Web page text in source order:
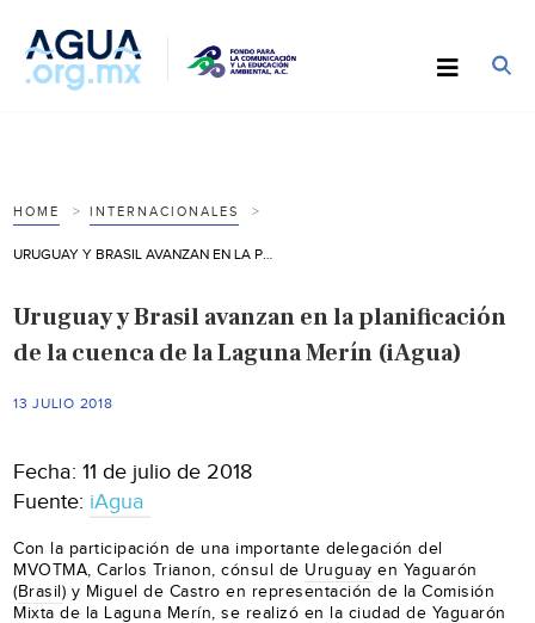
HOME INTERNACIONALES
Uruguay y Brasil avanzan en la planificación
de la cuenca de la Laguna Merín (iAgua)
13 JULIO 2018
Fecha: 11 de julio de 2018
Fuente: iAgua
Con la participación de una importante delegación del
MVOTMA, Carlos Trianon, cónsul de Uruguay en Yaguarón
(Brasil ) y Miguel de Castro en representación de la Comisión
Mixta de la Laguna Merín, se realizó en la ciudad de Yaguarón